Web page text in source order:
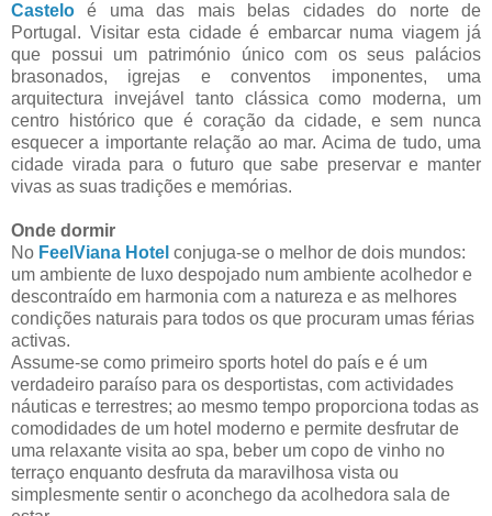
Castelo é uma das mais belas cidades do norte de
Portugal. Visitar esta cidade é embarcar numa viagem já
que possui um património único com os seus palácios
brasonados, igrejas e conventos imponentes, uma
arquitectura invejável tanto clássica como moderna, um
centro histórico que é coração da cidade, e sem nunca
esquecer a importante relação ao mar. Acima de tudo, uma
cidade virada para o futuro que sabe preservar e manter
vivas as suas tradições e memórias.
Onde dormir
No FeelViana Hotel conjuga-se o melhor de dois mundos:
um ambiente de luxo despojado num ambiente acolhedor e
descontraído em harmonia com a natureza e as melhores
condições naturais para todos os que procuram umas férias
activas.
Assume-se como primeiro sports hotel do país e é um
verdadeiro paraíso para os desportistas, com actividades
náuticas e terrestres; ao mesmo tempo proporciona todas as
comodidades de um hotel moderno e permite desfrutar de
uma relaxante visita ao spa, beber um copo de vinho no
terraço enquanto desfruta da maravilhosa vista ou
simplesmente sentir o aconchego da acolhedora sala de